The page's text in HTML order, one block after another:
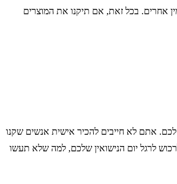
אחרים. בכל זאת, אם תיקנו את המוצרים
אתם לא חייבים להכיר אישית אנשים שקנו
לרגל יום הנישואין שלכם, למה שלא תעשו